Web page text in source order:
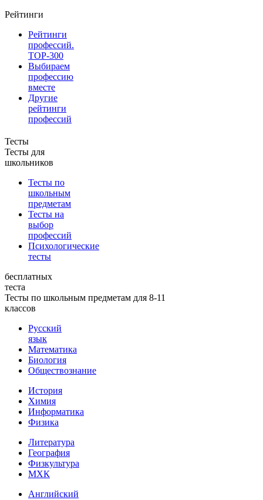
Рейтинги
Рейтинги
профессий.
TOP-300
Выбираем
профессию
вместе
Другие
рейтинги
профессий
Тесты
Тесты для
школьников
Тесты по
школьным
предметам
Тесты на
выбор
профессий
Психологические
тесты
бесплатных
теста
Тесты по школьным предметам для 8-11
классов
Русский
язык
Математика
Биология
Обществознание
История
Химия
Информатика
Физика
Литература
География
Физкультура
МХК
Английский